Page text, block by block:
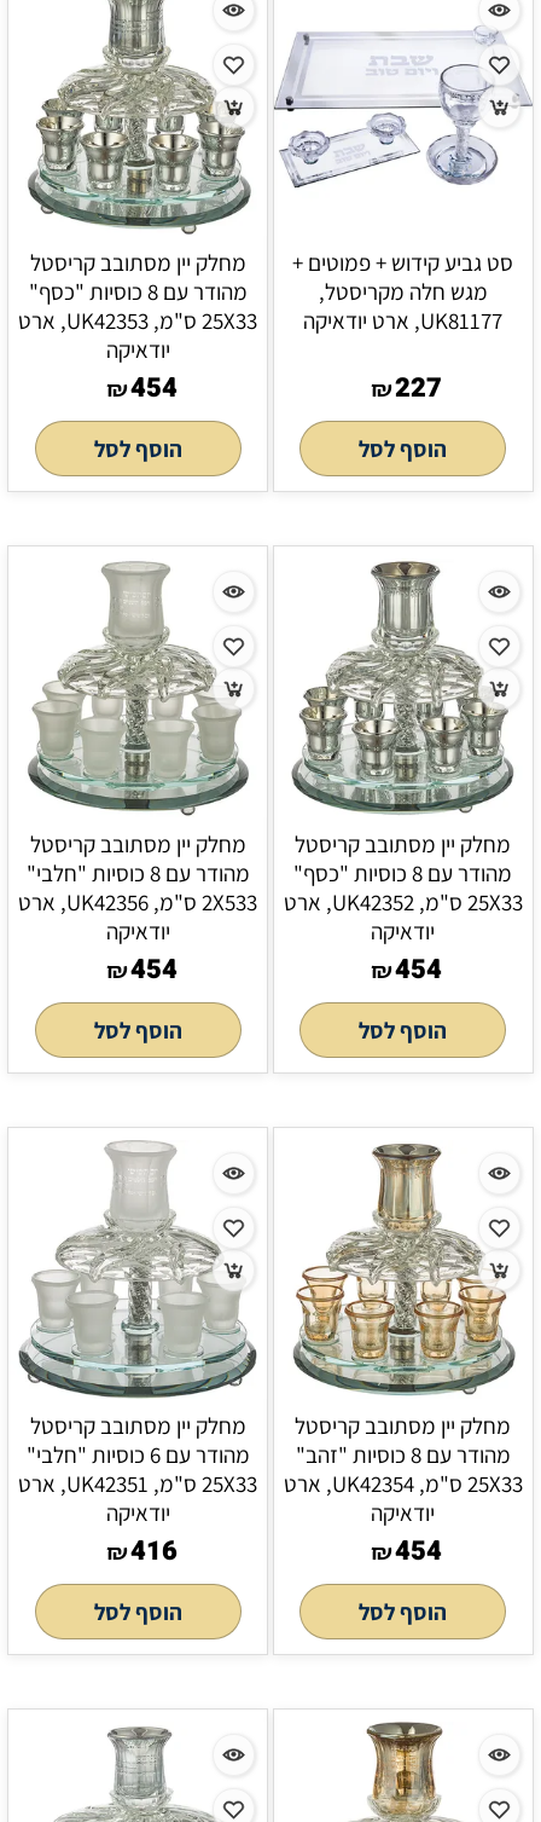
סט גביע קידוש + פמוטים +
מגש חלה מקריסטל,
UK81177, ארט יודאיקה
₪227
הוסף לסל
מחלק יין מסתובב קריסטל
מהודר עם 8 כוסיות "כסף"
25X33 ס"מ, UK42353, ארט
יודאיקה
₪454
הוסף לסל
מחלק יין מסתובב קריסטל
מהודר עם 8 כוסיות "כסף"
25X33 ס"מ, UK42352, ארט
יודאיקה
₪454
הוסף לסל
מחלק יין מסתובב קריסטל
מהודר עם 8 כוסיות "חלבי"
2X533 ס"מ, UK42356, ארט
יודאיקה
₪454
הוסף לסל
מחלק יין מסתובב קריסטל
מהודר עם 8 כוסיות "זהב"
25X33 ס"מ, UK42354, ארט
יודאיקה
₪454
הוסף לסל
מחלק יין מסתובב קריסטל
מהודר עם 6 כוסיות "חלבי"
25X33 ס"מ, UK42351, ארט
יודאיקה
₪416
הוסף לסל